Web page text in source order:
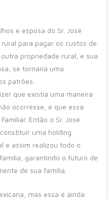
e esposa do Sr. José
para pagar os custos de
propriedade rural, e sua
se tornaria uma
patrões.
que existia uma maneira
ocorresse, e que essa
Então o Sr. José
uma holding
e assim realizou todo o
garantindo o futuro de
de sua família.
mas essa é ainda